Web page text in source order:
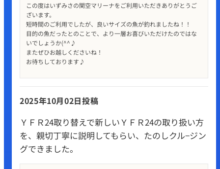
この度はいずみさの関空マリーナをご利用いただきありがとうご
ざいます。
短時間のご利用でしたが、良いサイズの魚が釣れましたね！！
目的の魚だったとのことで、より一層お喜びいただけたのではな
いでしょうか(^^♪
またぜひお越しくださいね！
お待ちしております♪
2025年10月02日投稿
ＹＦＲ24取り替えで新しいＹＦＲ24の取り扱い方
を、親切丁寧に説明してもらい、たのしクル−ジン
グできました。